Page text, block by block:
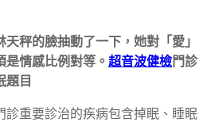
天秤的臉抽動了一下，她對「愛」
情感比例對等。 超音波健檢門診
題目
診重要診治的疾病包含掉眠、睡眠